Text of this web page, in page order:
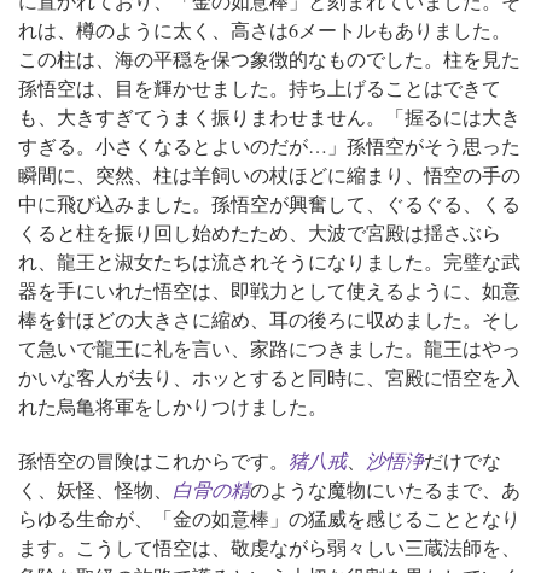
れは、樽のように太く、高さは6メートルもありました。
この柱は、海の平穏を保つ象徴的なものでした。 柱を見た
孫悟空は、目を輝かせました。持ち上げることはできて
も、大きすぎてうまく振りまわせません。「握るには大き
すぎる。小さくなるとよいのだが…」 孫悟空がそう思った
瞬間に、突然、柱は羊飼いの杖ほどに縮まり、悟空の手の
中に飛び込みました。孫悟空が興奮して、ぐるぐる、くる
くると柱を振り回し始めたため、大波で宮殿は揺さぶら
れ、龍王と淑女たちは流されそうになりました。 完璧な武
器を手にいれた悟空は、即戦力として使えるように、如意
棒を針ほどの大きさに縮め、耳の後ろに収めました。そし
て急いで龍王に礼を言い、家路につきました。 龍王はやっ
かいな客人が去り、ホッとすると同時に、宮殿に悟空を入
れた烏亀将軍をしかりつけました。
孫悟空の冒険はこれからです。 猪八戒、 沙悟浄だけでな
く、妖怪、怪物、 白骨の精のような魔物にいたるまで、あ
らゆる生命が、「金の如意棒」の猛威を感じることとなり
ます。こうして悟空は、敬虔ながら弱々しい三蔵法師を、